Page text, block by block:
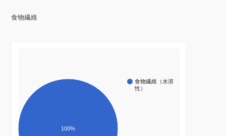
食物繊維
食物繊維（水溶
性）
100%